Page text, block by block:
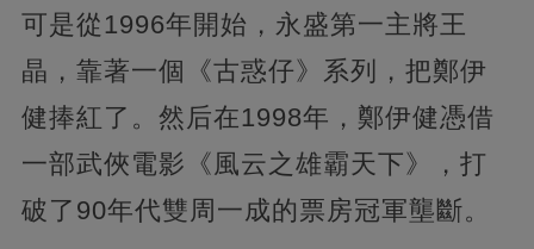
可是從1996年開始，永盛第一主將王
晶，靠著一個《古惑仔》系列，把鄭伊
健捧紅了。然后在1998年，鄭伊健憑借
一部武俠電影《風云之雄霸天下》，打
破了90年代雙周一成的票房冠軍壟斷。